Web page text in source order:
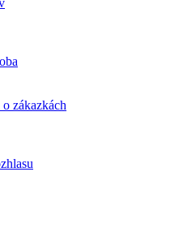
zákazkách